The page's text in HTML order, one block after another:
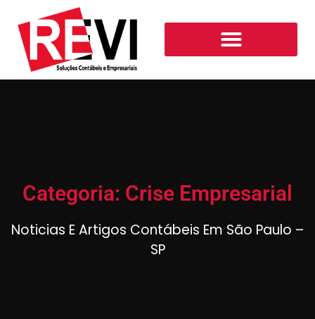
Categoria: Crise Empresarial
Noticias E Artigos Contábeis Em São Paulo –
SP